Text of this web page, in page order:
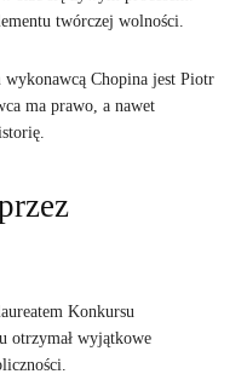
twórczej wolności.
wykonawcą Chopina jest Piotr
ma prawo, a nawet
Konkursu
otrzymał wyjątkowe